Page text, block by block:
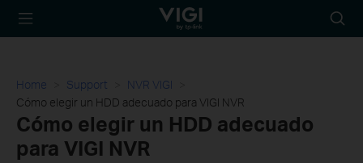
TP-Link, Reliably
Home Support
NVR VIGI
Cómo elegir un HDD adecuado para VIGI NVR
Cómo elegir un HDD adecuado
para VIGI NVR